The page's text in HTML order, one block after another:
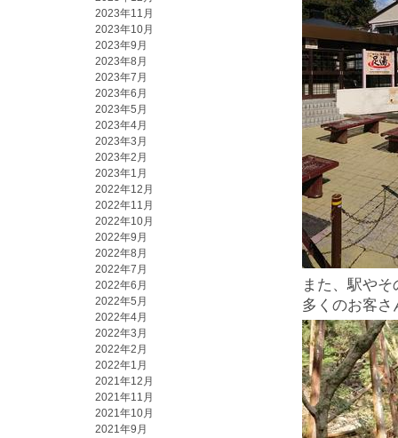
また、駅や
多くのお客さ
2023年11月
2023年10月
2023年9月
2023年8月
2023年7月
2023年6月
2023年5月
2023年4月
2023年3月
2023年2月
2023年1月
2022年12月
2022年11月
2022年10月
2022年9月
2022年8月
2022年7月
2022年6月
2022年5月
2022年4月
2022年3月
2022年2月
2022年1月
2021年12月
2021年11月
2021年10月
2021年9月